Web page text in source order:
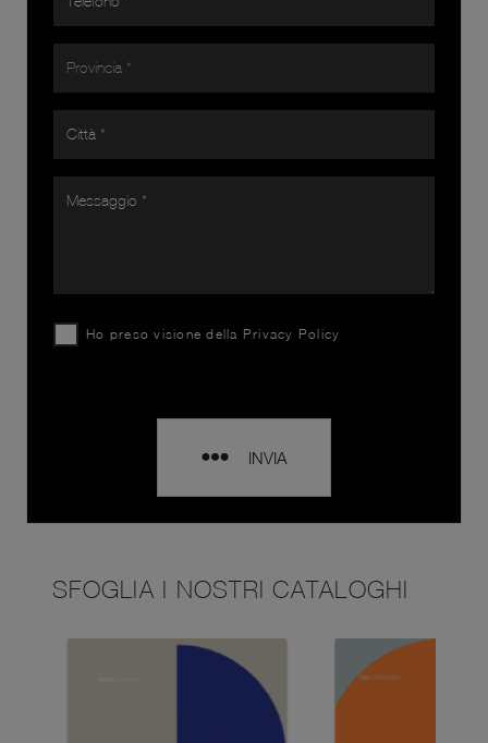
Ho preso visione della Privacy Policy
INVIA
SFOGLIA I NOSTRI CATALOGHI